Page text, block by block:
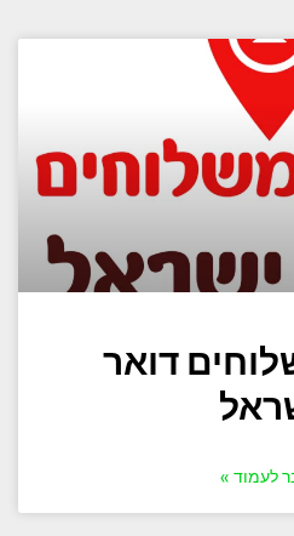
דואר
לעמוד »